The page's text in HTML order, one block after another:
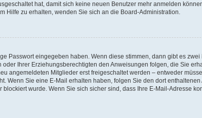
hat, damit sich keine neuen Benutzer mehr anmelden
Hilfe zu erhalten, wenden Sie sich an die Board-Administration.
Passwort eingegeben haben. Wenn diese stimmen, dann gibt es zwei
Ihrer Erziehungsberechtigten den Anweisungen folgen, die Sie
angemeldeten Mitglieder erst freigeschaltet werden – entweder
Wenn Sie eine E-Mail erhalten haben, folgen Sie den dort
wurde. Wenn Sie sich sicher sind, dass Ihre E-Mail-Adresse